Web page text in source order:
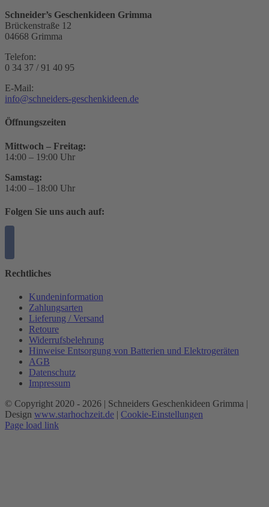
Schneider’s Geschenkideen Grimma
Brückenstraße 12
04668 Grimma
Telefon:
0 34 37 / 91 40 95
E-Mail:
info@schneiders-geschenkideen.de
Öffnungszeiten
Mittwoch – Freitag:
14:00 – 19:00 Uhr
Samstag:
14:00 – 18:00 Uhr
Folgen Sie uns auch auf:
Rechtliches
Kundeninformation
Zahlungsarten
Lieferung / Versand
Retoure
Widerrufsbelehrung
Hinweise Entsorgung von Batterien und Elektrogeräten
AGB
Datenschutz
Impressum
© Copyright 2020 - 2026 | Schneiders Geschenkideen Grimma |
Design www.starhochzeit.de | Cookie-Einstellungen
Page load link